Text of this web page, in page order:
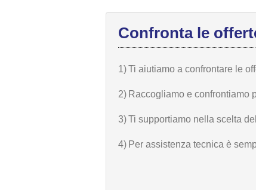
Confronta le
1)Ti aiutiamo a confrontare le
2) Raccogliamo e confrontiamo
3)Ti supportiamo nella scelta
4) Per assistenza tecnica è